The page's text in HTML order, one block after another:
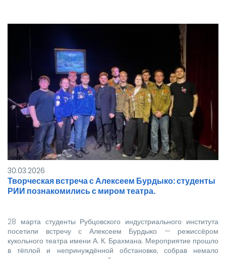
30.03.2026
Творческая встреча с Алексеем Бурдыко: студенты
РИИ познакомились с миром театра.
28 марта студенты Рубцовского индустриального института
посетили встречу с Алексеем Бурдыко — режиссёром
кукольного театра имени А. К. Брахмана. Мероприятие прошло
в тёплой и непринуждённой обстановке, собрав немало